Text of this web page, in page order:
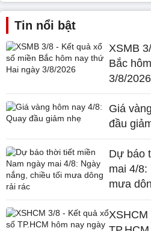
Tin nổi bật
XSMB
Bắc
3/8/2026
Giá
đầu
Dự báo
mai 4/8:
mưa
XSHCM